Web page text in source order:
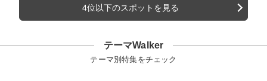
4位以下のスポットを見る
テーマWalker
テーマ別特集をチェック